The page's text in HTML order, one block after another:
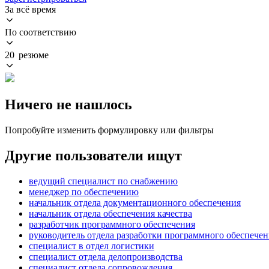
За всё время
По соответствию
20 резюме
Ничего не нашлось
Попробуйте изменить формулировку или фильтры
Другие пользователи ищут
ведущий специалист по снабжению
менеджер по обеспечению
начальник отдела документационного обеспечения
начальник отдела обеспечения качества
разработчик программного обеспечения
руководитель отдела разработки программного
специалист в отдел логистики
специалист отдела делопроизводства